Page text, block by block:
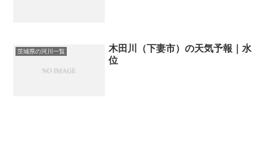
茨城県の河川一覧
木田川（下妻市）の天気予報｜水
位